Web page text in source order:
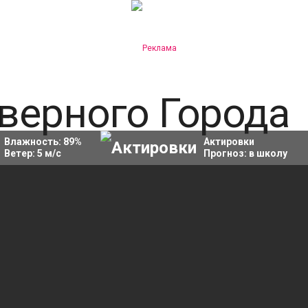
Влажность: 89%
Ветер: 5 м/с
Актировки
Прогноз: в школу